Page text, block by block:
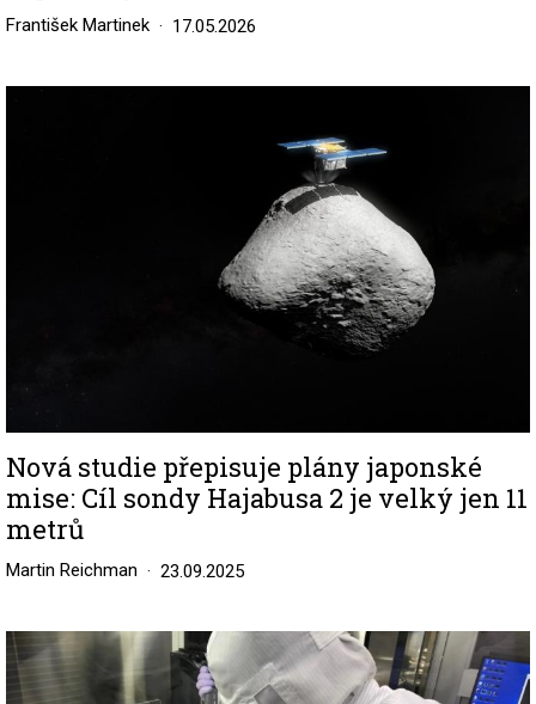
František Martinek 17.05.2026
Nová studie přepisuje plány japonské
mise: Cíl sondy Hajabusa 2 je velký jen 11
metrů
Martin Reichman 23.09.2025
Image